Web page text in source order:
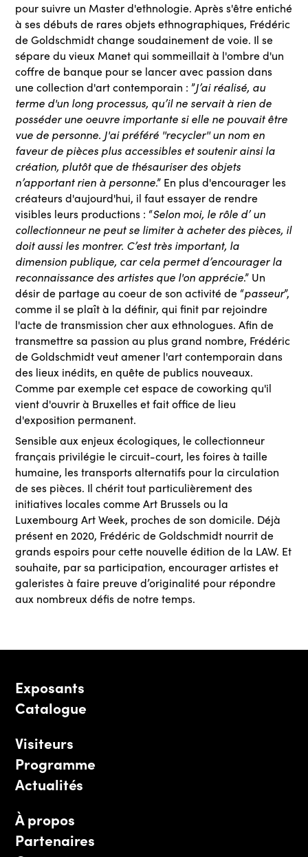
pour suivre un Master d'ethnologie. Après s'être entiché
à ses débuts de rares objets ethnographiques, Frédéric
de Goldschmidt change soudainement de voie. Il se
sépare du vieux Manet qui sommeillait à l'ombre d'un
coffre de banque pour se lancer avec passion dans
une collection d'art contemporain : ”J’ai réalisé, au
terme d'un long processus, qu’il ne servait à rien de
posséder une oeuvre importante si elle ne pouvait être
vue de personne. J'ai préféré ''recycler'' un nom en
faveur de pièces plus accessibles et soutenir ainsi la
création, plutôt que de thésauriser des objets
n’apportant rien à personne.” En plus d'encourager les
créateurs d'aujourd'hui, il faut essayer de rendre
visibles leurs productions : “Selon moi, le rôle d’ un
collectionneur ne peut se limiter à acheter des pièces, il
doit aussi les montrer. C’est très important, la
dimension publique, car cela permet d’encourager la
reconnaissance des artistes que l'on apprécie.” Un
désir de partage au coeur de son activité de “passeur”,
comme il se plaît à la définir, qui finit par rejoindre
l'acte de transmission cher aux ethnologues. Afin de
transmettre sa passion au plus grand nombre, Frédéric
de Goldschmidt veut amener l'art contemporain dans
des lieux inédits, en quête de publics nouveaux.
Comme par exemple cet espace de coworking qu'il
vient d'ouvrir à Bruxelles et fait office de lieu
d'exposition permanent.
Sensible aux enjeux écologiques, le collectionneur
français privilégie le circuit-court, les foires à taille
humaine, les transports alternatifs pour la circulation
de ses pièces. Il chérit tout particulièrement des
initiatives locales comme Art Brussels ou la
Luxembourg Art Week, proches de son domicile. Déjà
présent en 2020, Frédéric de Goldschmidt nourrit de
grands espoirs pour cette nouvelle édition de la LAW. Et
souhaite, par sa participation, encourager artistes et
galeristes à faire preuve d’originalité pour répondre
aux nombreux défis de notre temps.
Exposants
Catalogue
Visiteurs
Programme
Actualités
À propos
Partenaires